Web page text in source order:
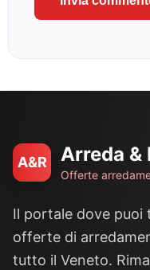
A&R Arreda &
Offerte
Il portale dove puoi
offerte di
tutto il Veneto.